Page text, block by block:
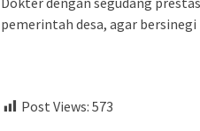
pemerintah desa, agar
Post Views: 573